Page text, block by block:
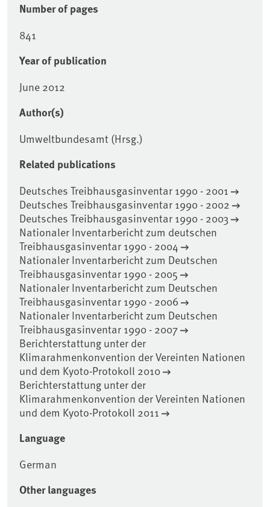
Number of pages
841
Year of publication
June 2012
Author(s)
Umweltbundesamt (Hrsg.)
Related publications
Deutsches Treibhausgasinventar 1990 - 2001
Deutsches Treibhausgasinventar 1990 - 2002
Deutsches Treibhausgasinventar 1990 - 2003
Nationaler Inventarbericht zum deutschen
Treibhausgasinventar 1990 - 2004
Nationaler Inventarbericht zum Deutschen
Treibhausgasinventar 1990 - 2005
Nationaler Inventarbericht zum Deutschen
Treibhausgasinventar 1990 - 2006
Nationaler Inventarbericht zum Deutschen
Treibhausgasinventar 1990 - 2007
Berichterstattung unter der
Klimarahmenkonvention der Vereinten Nationen
und dem Kyoto-Protokoll 2010
Berichterstattung unter der
Klimarahmenkonvention der Vereinten Nationen
und dem Kyoto-Protokoll 2011
Language
German
Other languages